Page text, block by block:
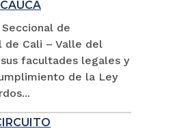
de
de Cali – Valle del
facultades legales y
de la Ley